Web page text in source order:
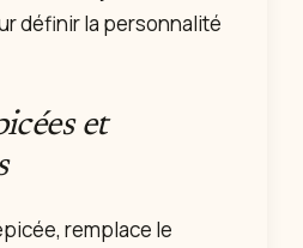
définir la personnalité
et
remplace le